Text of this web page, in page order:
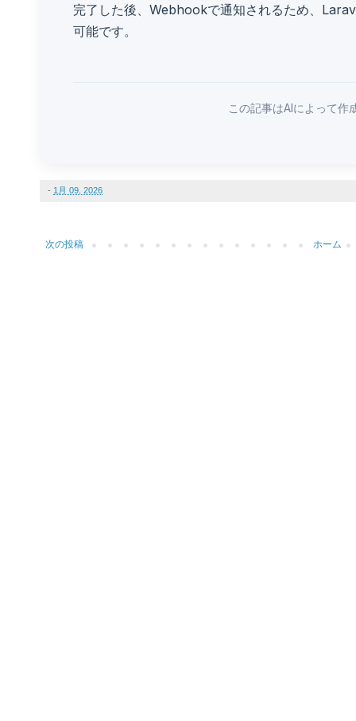
完了した後、Webhookで通知されるため、
可能です。
この記事はAIによって作
- 1月 09, 2026
次の投稿 ホーム